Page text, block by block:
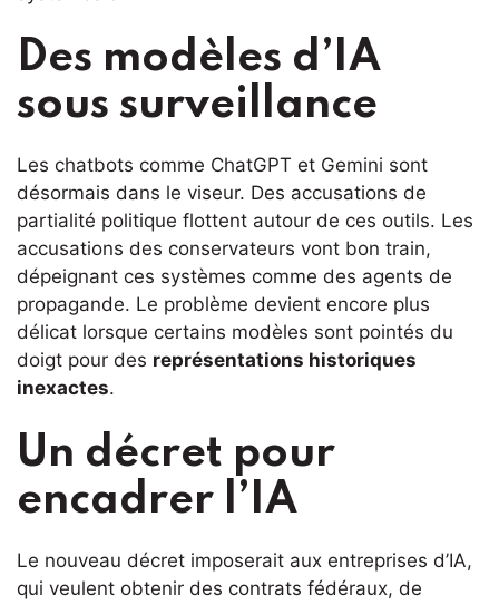
Des modèles d’IA
sous surveillance
Les chatbots comme ChatGPT et Gemini sont
désormais dans le viseur. Des accusations de
partialité politique flottent autour de ces outils. Les
accusations des conservateurs vont bon train,
dépeignant ces systèmes comme des agents de
propagande. Le problème devient encore plus
délicat lorsque certains modèles sont pointés du
doigt pour des représentations historiques
inexactes.
Un décret pour
encadrer l’IA
Le nouveau décret imposerait aux entreprises d’IA,
qui veulent obtenir des contrats fédéraux, de